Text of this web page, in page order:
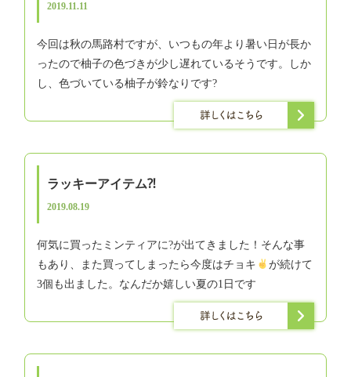
2019.11.11
今回は秋の馬路村ですが、いつもの年より暑い日が長か
ったので柚子の色づきが少し遅れているそうです。しか
し、色づいている柚子が鈴なりです?
ラッキーアイテム⁈
2019.08.19
何気に買ったミンティアに?が出てきました！そんな事
もあり、また買ってしまったら今度はチョキ
が続けて
3個も出ました。なんだか嬉しい夏の1日です